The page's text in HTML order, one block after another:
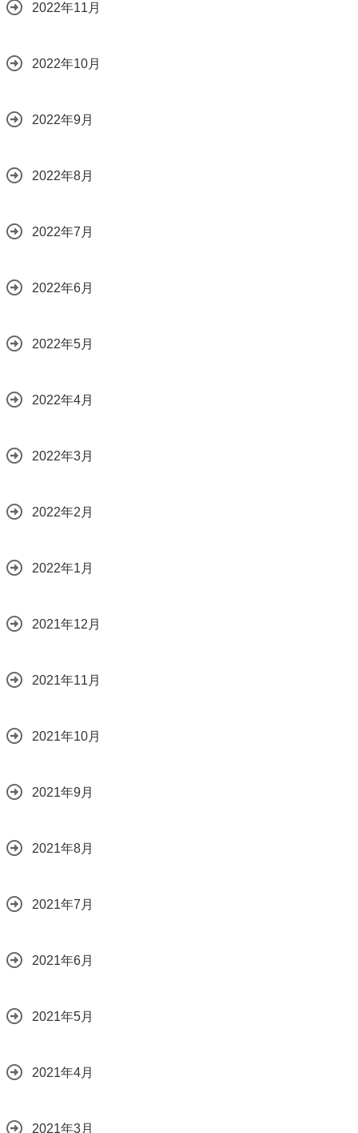
2022年11月
2022年10月
2022年9月
2022年8月
2022年7月
2022年6月
2022年5月
2022年4月
2022年3月
2022年2月
2022年1月
2021年12月
2021年11月
2021年10月
2021年9月
2021年8月
2021年7月
2021年6月
2021年5月
2021年4月
2021年3月